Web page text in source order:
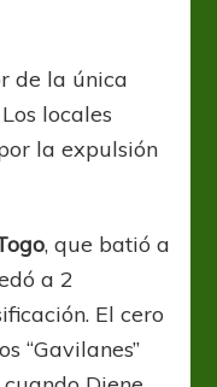
de la única
locales
la expulsión
, que batió a
a 2
El cero
“Gavilanes”